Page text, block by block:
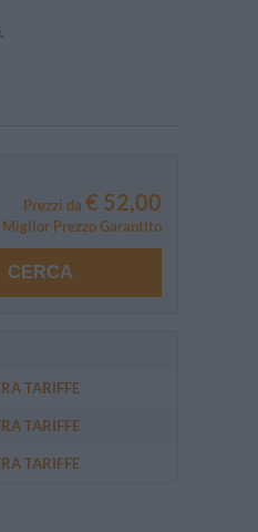
Prezzi da € 52,00
Miglior Prezzo Garantito
CERCA
TARIFFE
TARIFFE
TARIFFE